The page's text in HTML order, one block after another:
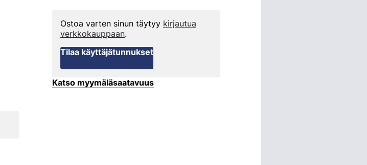
Ostoa varten sinun täytyy kirjautua
verkkokauppaan.
Tilaa käyttäjätunnukset
Katso myymäläsaatavuus